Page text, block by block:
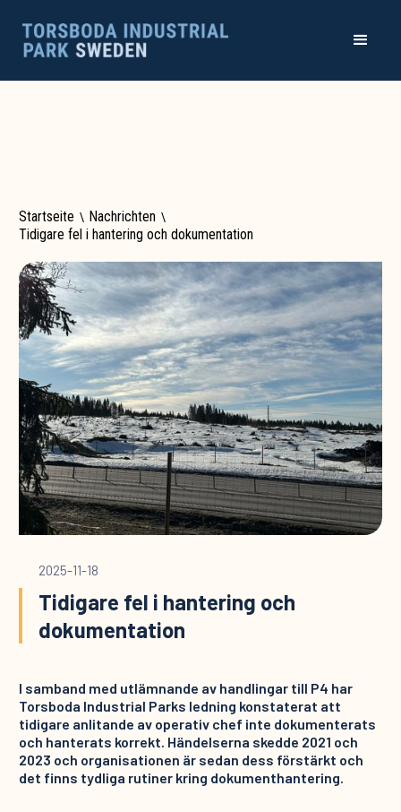
Startseite \ Nachrichten \
Tidigare fel i hantering och dokumentation
2025-11-18
Tidigare fel i hantering och
dokumentation
I samband med utlämnande av handlingar till P4 har
Torsboda Industrial Parks ledning konstaterat att
tidigare anlitande av operativ chef inte dokumenterats
och hanterats korrekt. Händelserna skedde 2021 och
2023 och organisationen är sedan dess förstärkt och
det finns tydliga rutiner kring dokumenthantering.